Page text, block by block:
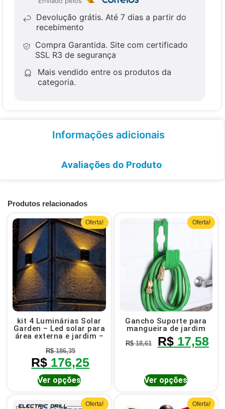
Devolução grátis. Até 7 dias a partir do
recebimento
Compra Garantida. Site com certificado
SSL R3 de segurança
Mais vendido entre os produtos da
categoria.
Informações adicionais
Avaliações do Produto
Produtos relacionados
Oferta!
kit 4 Luminárias Solar
Garden – Led solar para
área externa e jardim –
R$186,35
R$ 176,25
Ver opções
Oferta!
Gancho Suporte para
mangueira de jardim
R$18,61 R$17,58
Ver opções
Oferta! Oferta!